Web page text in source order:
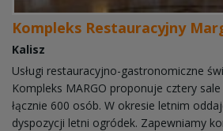
Kompleks Restauracyjny
Kalisz
Usługi restauracyjno-gastronomiczne
Kompleks MARGO proponuje cztery
łącznie 600 osób. W okresie letnim
dyspozycji letni ogródek. Zapewniamy